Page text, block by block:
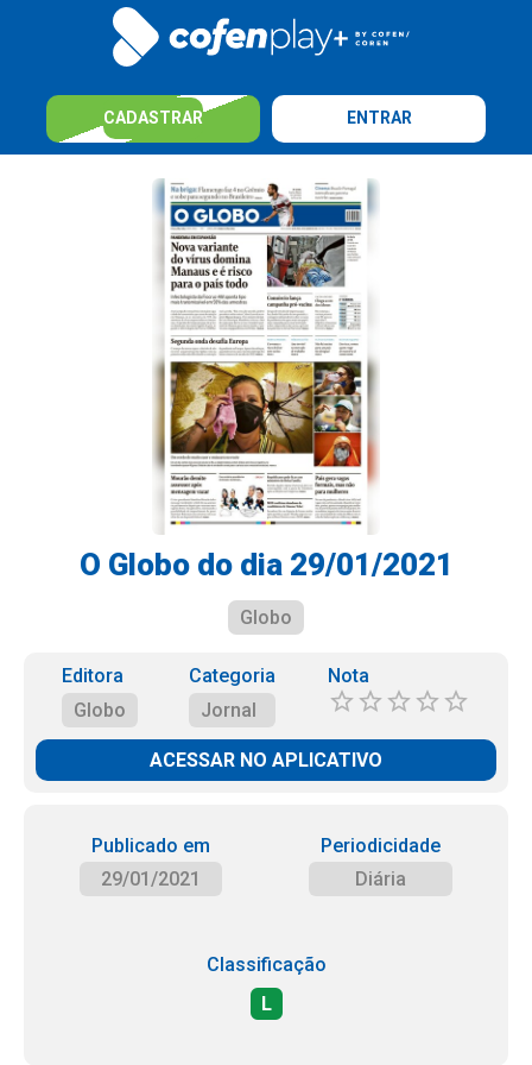
CADASTRAR ENTRAR
O Globo do dia 29/01/2021
Globo
Editora
Globo
Categoria
Jornal
Nota
ACESSAR NO APLICATIVO
Publicado em
29/01/2021
Periodicidade
Diária
Classificação
L